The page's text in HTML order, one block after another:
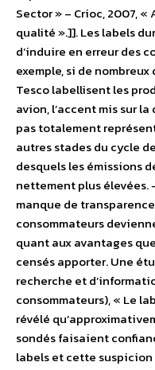
Sector » – Crioc, 2007,
qualité ».]]. Les labels
d’induire en erreur des
exemple, si de
Tesco labellisent les
avion, l’accent mis sur
pas totalement
autres stades du cycle
desquels les émissions
nettement plus élevées.
manque de
consommateurs
quant aux avantages
censés apporter. Une
recherche et
consommateurs), « Le
révélé
sondés faisaient
labels et cette